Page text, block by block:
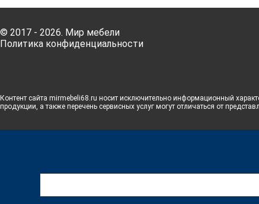
© 2017 - 2026. Мир мебели
Политика конфиденциальности
Контент сайта mirmebeli68.ru носит исключительно информационный
продукции, а также перечень сервисных услуг могут отличаться от